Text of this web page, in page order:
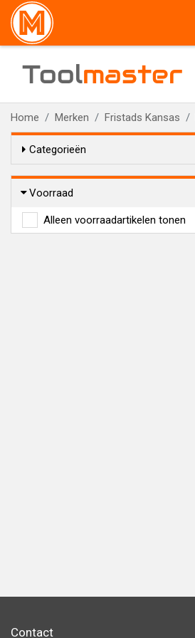
Toolmaster
Home Merken Fristads Kansas
Categorieën
Voorraad
Alleen voorraadartikelen tonen
Contact